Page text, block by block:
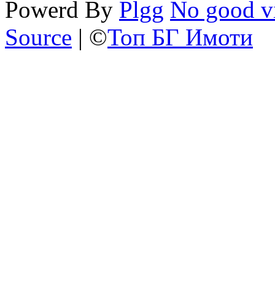
Powerd By Plgg No good
Source | ©Топ БГ Имоти